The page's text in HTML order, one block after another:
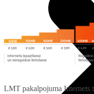
LMT pakalpojuma